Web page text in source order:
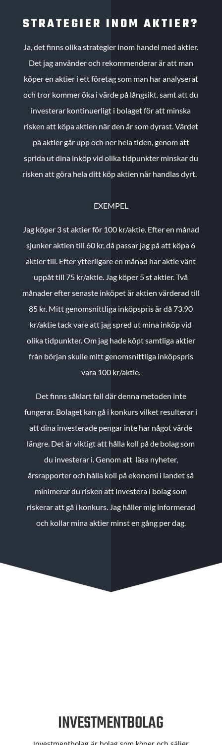
STRATEGIER INOM AKTIER?
Ja, det finns olika strategier inom handel med aktier.
Det jag använder och rekommenderar är att man
köper en aktier i ett företag som man har analyserat
och tror kommer öka i värde på långsikt. samt att du
investerar kontinuerligt i bolaget för att minska
risken att köpa aktien när den är som dyrast. Värdet
på aktier går upp och ner hela tiden, genom att
sprida ut dina inköp vid olika tidpunkter minskar du
risken att göra hela ditt köp aktien när handlas dyrt.
EXEMPEL
Jag köper 3 st aktier för 100 kr/aktie. Efter en månad
sjunker aktien till 60 kr, då passar jag på att köpa 6
aktier till. Efter ytterligare en månad har aktie vänt
uppåt till 75 kr/aktie. Jag köper 5 st aktier.Två
månader efter senaste inköpet är aktien värderad till
85 kr. Mitt genomsnittliga inköpspris är då 73.90
kr/aktie tack vare att jag spred ut mina inköp vid
olika tidpunkter. Om jag hade köpt samtliga aktier
från början skulle mitt genomsnittliga inköpspris
vara 100 kr/aktie.
Det finns såklart fall där denna metoden inte
fungerar. Bolaget kan gå i konkurs vilket resulterar i
att dina investerade pengar inte har något värde
längre. Det är viktigt att hålla koll på de bolag som
du investerar i. Genom att läsa nyheter,
årsrapporter och hålla koll på ekonomi i landet så
minimerar du risken att investera i bolag som
riskerar att gå i konkurs. Jag håller mig informerad
och kollar mina aktier minst en gång per dag.
INVESTMENTBOLAG